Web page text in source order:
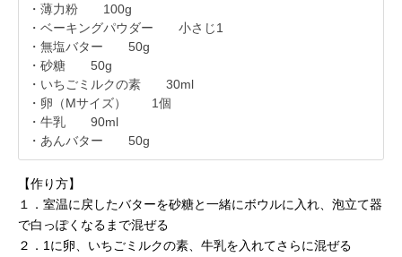
・薄力粉 100g
・ベーキングパウダー 小さじ1
・無塩バター 50g
・砂糖 50g
・いちごミルクの素 30ml
・卵（Mサイズ） 1個
・牛乳 90ml
・あんバター 50g
【作り方】
１．室温に戻したバターを砂糖と一緒にボウルに入れ、泡立て器
で白っぽくなるまで混ぜる
２．1に卵、いちごミルクの素、牛乳を入れてさらに混ぜる